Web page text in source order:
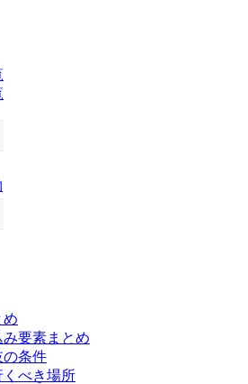
め
要素まとめ
の条件
くべき場所